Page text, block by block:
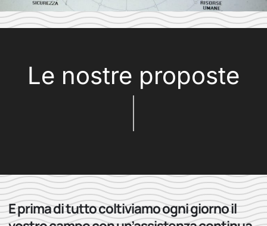
Le nostre proposte
E prima di tutto coltiviamo ogni giorno il